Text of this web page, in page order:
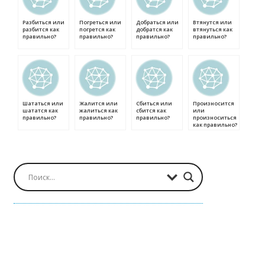
Разбиться или
разбится как
правильно?
Погреться или
погрется как
правильно?
Добраться или
добратся как
правильно?
Втянутся или
втянуться как
правильно?
Шататься или
шататся как
правильно?
Жалится или
жалиться как
правильно?
Сбиться или
сбится как
правильно?
Произносится
или
произноситься
как правильно?